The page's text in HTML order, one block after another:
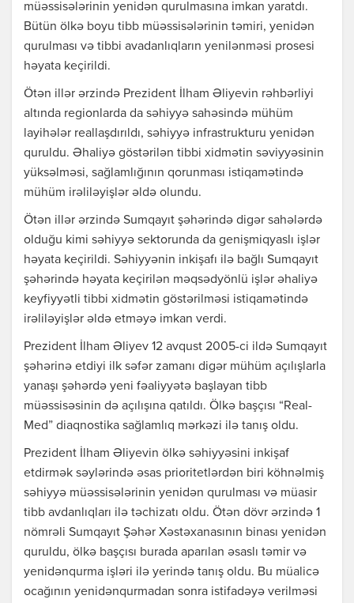
müəssisələrinin yenidən qurulmasına imkan yaratdı.
Bütün ölkə boyu tibb müəssisələrinin təmiri, yenidən
qurulması və tibbi avadanlıqların yenilənməsi prosesi
həyata keçirildi.
Ötən illər ərzində Prezident İlham Əliyevin rəhbərliyi
altında regionlarda da səhiyyə sahəsində mühüm
layihələr reallaşdırıldı, səhiyyə infrastrukturu yenidən
quruldu. Əhaliyə göstərilən tibbi xidmətin səviyyəsinin
yüksəlməsi, sağlamlığının qorunması istiqamətində
mühüm irəliləyişlər əldə olundu.
Ötən illər ərzində Sumqayıt şəhərində digər sahələrdə
olduğu kimi səhiyyə sektorunda da genişmiqyaslı işlər
həyata keçirildi. Səhiyyənin inkişafı ilə bağlı Sumqayıt
şəhərində həyata keçirilən məqsədyönlü işlər əhaliyə
keyfiyyətli tibbi xidmətin göstərilməsi istiqamətində
irəliləyişlər əldə etməyə imkan verdi.
Prezident İlham Əliyev 12 avqust 2005-ci ildə Sumqayıt
şəhərinə etdiyi ilk səfər zamanı digər mühüm açılışlarla
yanaşı şəhərdə yeni fəaliyyətə başlayan tibb
müəssisəsinin də açılışına qatıldı. Ölkə başçısı “Real-
Med” diaqnostika sağlamlıq mərkəzi ilə tanış oldu.
Prezident İlham Əliyevin ölkə səhiyyəsini inkişaf
etdirmək səylərində əsas prioritetlərdən biri köhnəlmiş
səhiyyə müəssisələrinin yenidən qurulması və müasir
tibb avdanlıqları ilə təchizatı oldu. Ötən dövr ərzində 1
nömrəli Sumqayıt Şəhər Xəstəxanasının binası yenidən
quruldu, ölkə başçısı burada aparılan əsaslı təmir və
yenidənqurma işləri ilə yerində tanış oldu. Bu müalicə
ocağının yenidənqurmadan sonra istifadəyə verilməsi